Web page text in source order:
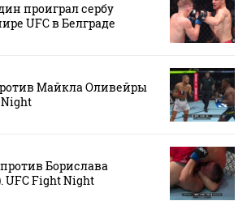
проиграл сербу
UFC в Белграде
Майкла Оливейры
Night
Борислава
Fight Night